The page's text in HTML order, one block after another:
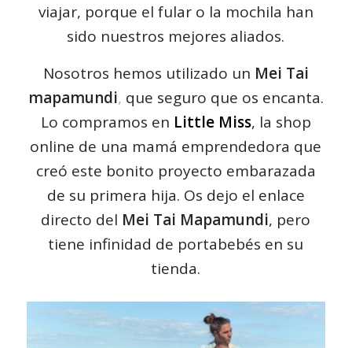
viajar, porque el fular o la mochila han
sido nuestros mejores aliados.
Nosotros hemos utilizado un Mei Tai
mapamundi, que seguro que os encanta.
Lo compramos en Little Miss, la shop
online de una mamá emprendedora que
creó este bonito proyecto embarazada
de su primera hija. Os dejo el enlace
directo del Mei Tai Mapamundi, pero
tiene infinidad de portabebés en su
tienda.